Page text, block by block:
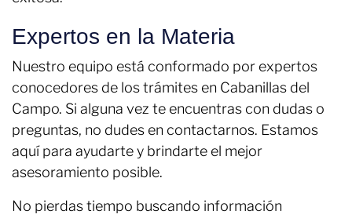
Expertos en la Materia
Nuestro equipo está conformado por expertos
conocedores de los trámites en Cabanillas del
Campo. Si alguna vez te encuentras con dudas o
preguntas, no dudes en contactarnos. Estamos
aquí para ayudarte y brindarte el mejor
asesoramiento posible.
No pierdas tiempo buscando información